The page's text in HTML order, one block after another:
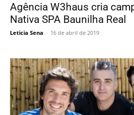
Agência W3haus cria
Nativa SPA Baunilha Real
Leticia Sena - 16 de abril de 2019